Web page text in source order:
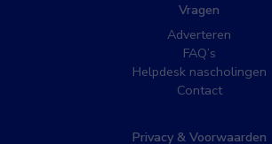
Vragen
Adverteren
FAQ’s
Helpdesk nascholingen
Contact
Privacy & Voorwaarden